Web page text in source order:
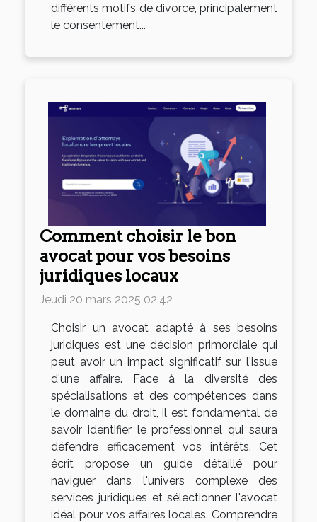
différents motifs de divorce, principalement
le consentement...
Comment choisir le bon
avocat pour vos besoins
juridiques locaux
Jeudi 20 mars 2025 02:42
Choisir un avocat adapté à ses besoins
juridiques est une décision primordiale qui
peut avoir un impact significatif sur l'issue
d'une affaire. Face à la diversité des
spécialisations et des compétences dans
le domaine du droit, il est fondamental de
savoir identifier le professionnel qui saura
défendre efficacement vos intérêts. Cet
écrit propose un guide détaillé pour
naviguer dans l'univers complexe des
services juridiques et sélectionner l'avocat
idéal pour vos affaires locales. Comprendre